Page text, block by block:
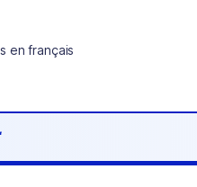
en français